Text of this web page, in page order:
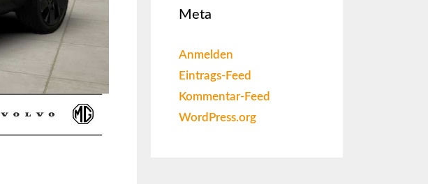
Meta
Anmelden
Eintrags-Feed
Kommentar-Feed
WordPress.org